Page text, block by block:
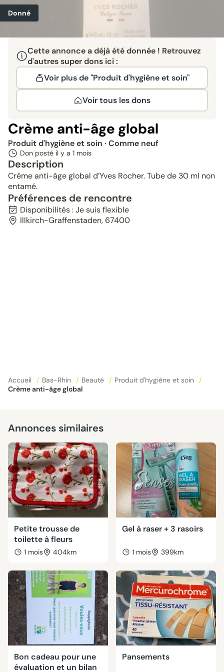
Donné
Cette annonce a déjà été donnée ! Retrouvez
d'autres super dons ici :
Voir plus de "Produit d'hygiène et soin"
Voir tous les dons
Crème anti-âge global
Produit d'hygiène et soin · Comme neuf
Don posté il y a 1 mois
Description
Crème anti-âge global d’Yves Rocher. Tube de 30 ml non
entamé.
Préférences de rencontre
Disponibilités : Je suis flexible
Illkirch-Graffenstaden, 67400
Accueil / Bas-Rhin / Beauté / Produit d'hygiène et soin
/
Crème anti-âge global
Annonces similaires
Petite trousse de
toilette à fleurs
1 mois 404km
Gel à raser + 3 rasoirs
1 mois 399km
Bon cadeau pour une
évaluation et un bilan
Pansements